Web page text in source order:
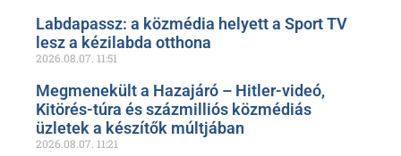
Labdapassz: a közmédia helyett a Sport TV
lesz a kézilabda otthona
2026.08.07. 11:51
Megmenekült a Hazajáró – Hitler-videó,
Kitörés-túra és százmilliós közmédiás
üzletek a készítők múltjában
2026.08.07. 11:21